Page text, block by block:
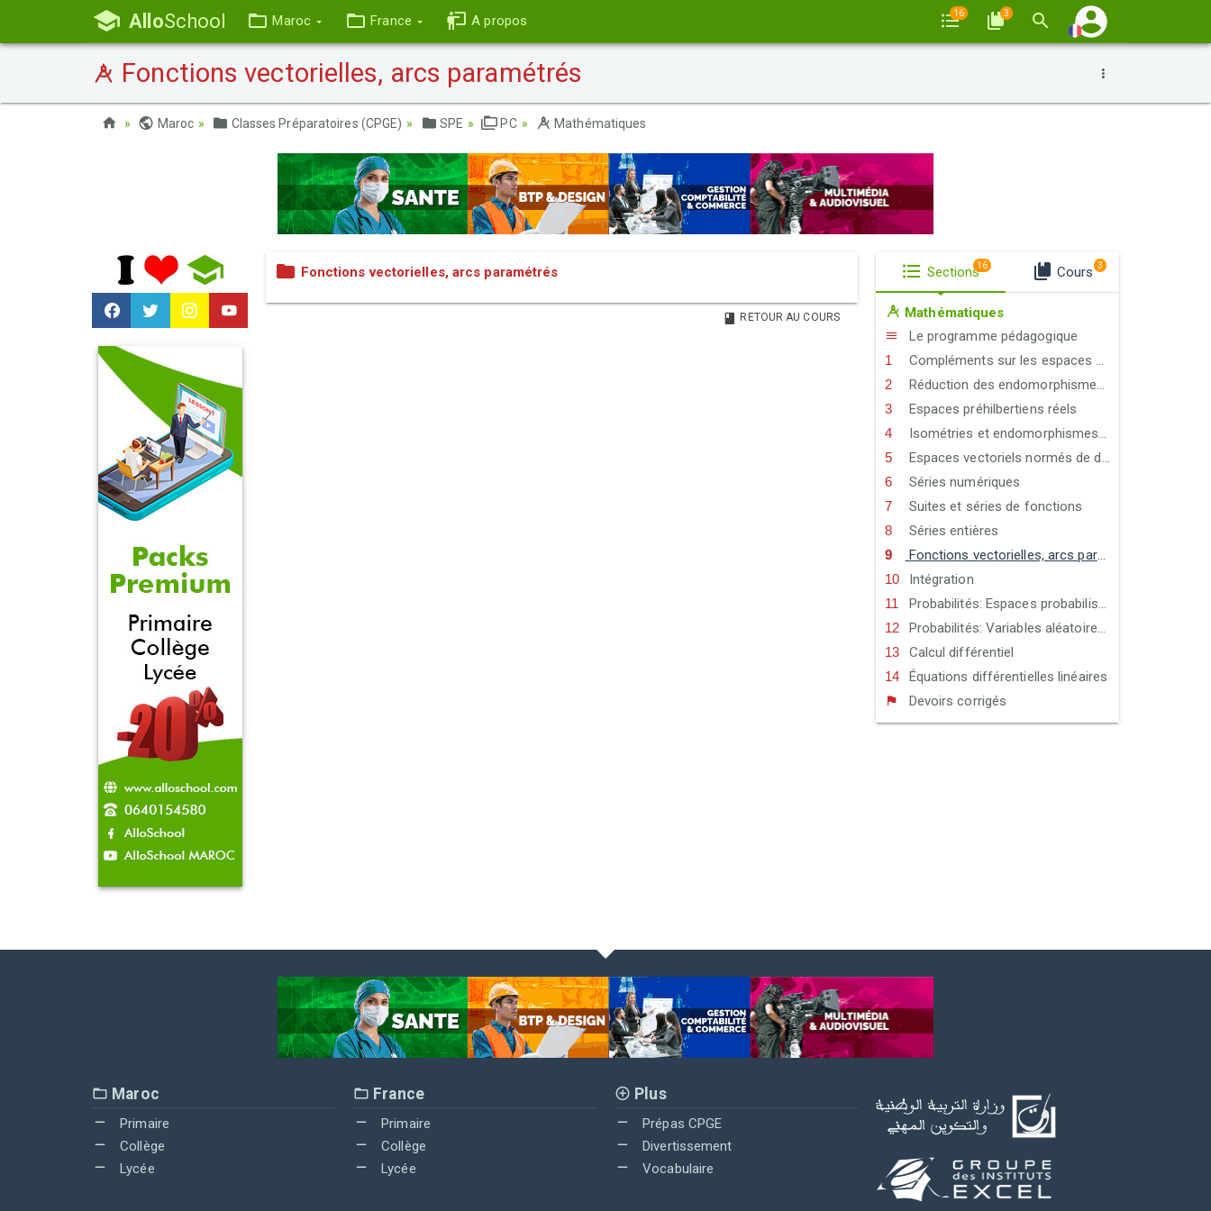
AlloSchool Maroc France A propos 16 3
Fonctions vectorielles, arcs paramétrés
Maroc Classes Préparatoires (CPGE) SPE PC Mathématiques
Fonctions vectorielles, arcs paramétrés
RETOUR AU COURS
Sections16 Cours 3
Mathématiques
Le programme pédagogique
Compléments sur les espaces vectoriels, les endomorphismes et les matrices
Réduction des endomorphismes et des matrices carrées
Espaces préhilbertiens réels
Isométries et endomorphismes symétriques d’un espace euclidien
Espaces vectoriels normés de dimension ﬁnie
Séries numériques
Suites et séries de fonctions
Séries entières
Fonctions vectorielles, arcs paramétrés
Intégration
Probabilités: Espaces probabilisés
Probabilités: Variables aléatoires discrètes
Calcul différentiel
Équations différentielles linéaires
Devoirs corrigés
Maroc
Primaire
Collège
Lycée
France
Primaire
Collège
Lycée
Plus
Prépas CPGE
Divertissement
Vocabulaire